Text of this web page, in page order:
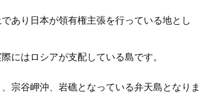
あり日本が領有権主張を行っている地とし
にはロシアが支配している島です。
宗谷岬沖、岩礁となっている弁天島となりま